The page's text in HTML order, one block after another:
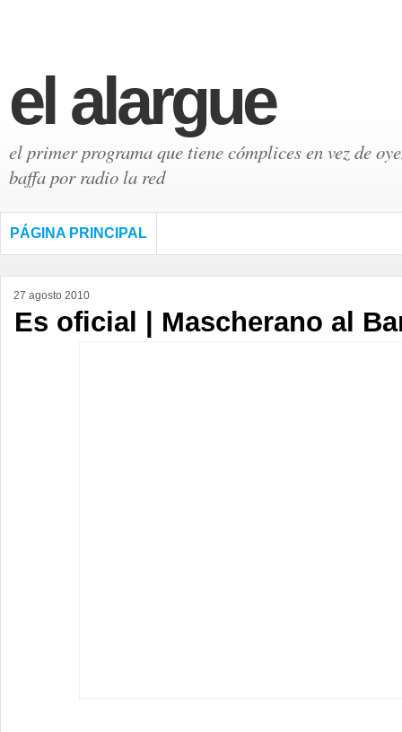
el alargue
el primer programa que tiene cómplices en vez de
baffa por radio la red
PÁGINA PRINCIPAL
27 agosto 2010
Es oficial | Mascherano al